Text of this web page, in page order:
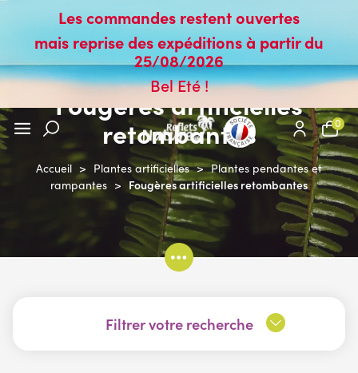
Les commandes restent ouvertes
mais reprise des expéditions à partir du
25/08/2026
Bel Eté !
0
Fougères artificielles
retombantes
Accueil > Plantes artificielles > Plantes pendantes et
rampantes > Fougères artificielles retombantes
Filtrer votre recherche